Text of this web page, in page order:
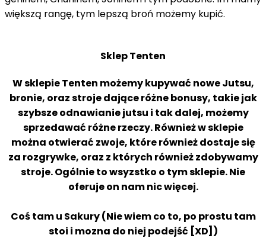
większą rangę, tym lepszą broń możemy kupić.
Sklep Tenten
W sklepie Tenten możemy kupywać nowe Jutsu,
bronie, oraz stroje dające różne bonusy, takie jak
szybsze odnawianie jutsu i tak dalej, możemy
sprzedawać różne rzeczy. Również w sklepie
można otwierać zwoje, które również dostaje się
za rozgrywke, oraz z których również zdobywamy
stroje. Ogólnie to wsyzstko o tym sklepie. Nie
oferuje on nam nic więcej.
Coś tam u Sakury (Nie wiem co to, po prostu tam
stoi i mozna do niej podejść [XD])